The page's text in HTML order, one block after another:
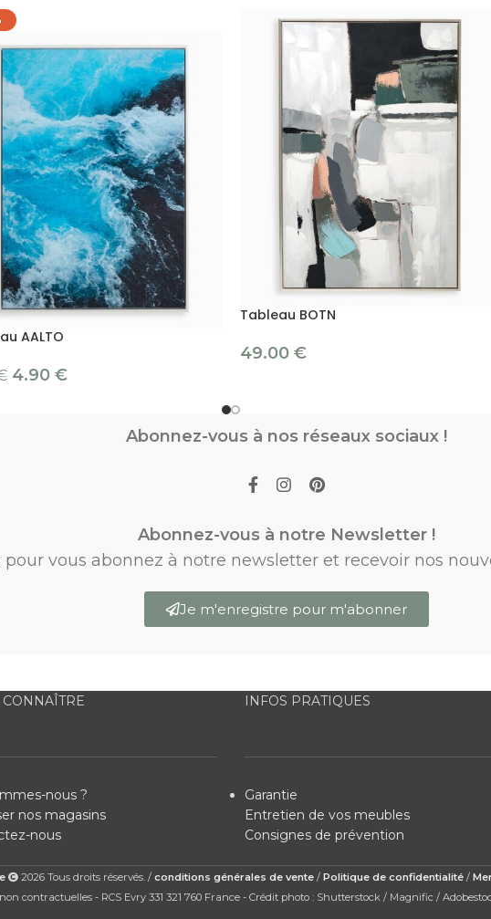
AALTO
4.90 €
Tableau BOTN
49.00 €
Abonnez-vous à nos réseaux sociaux !
Abonnez-vous à notre Newsletter !
pour vous abonnez à notre newsletter et recevoir nos
Je m'enregistre pour m'abonner
CONNAÎTRE
nous ?
nos magasins
nous
INFOS PRATIQUES
Garantie
Entretien de vos meubles
Consignes de prévention
2026 Tous droits réservés. / conditions générales de vente/ Politique de confidentialité/
contractuelles - RCS Evry 331 321 760 France - Crédit photo : Shutterstock / Magnific /